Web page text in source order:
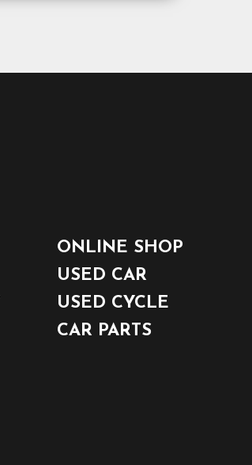
ONLINE SHOP
USED CAR
USED CYCLE
CAR PARTS